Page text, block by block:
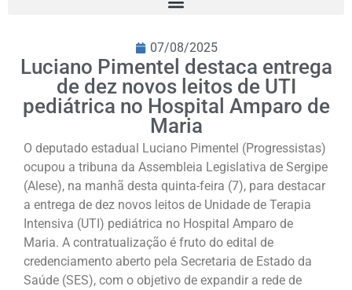
07/08/2025
Luciano Pimentel destaca entrega
de dez novos leitos de UTI
pediátrica no Hospital Amparo de
Maria
O deputado estadual Luciano Pimentel (Progressistas)
ocupou a tribuna da Assembleia Legislativa de Sergipe
(Alese), na manhã desta quinta-feira (7), para destacar
a entrega de dez novos leitos de Unidade de Terapia
Intensiva (UTI) pediátrica no Hospital Amparo de
Maria. A contratualização é fruto do edital de
credenciamento aberto pela Secretaria de Estado da
Saúde (SES), com o objetivo de expandir a rede de